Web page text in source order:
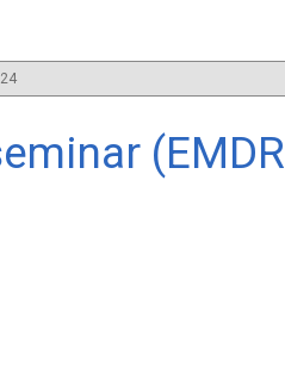
(EMDR